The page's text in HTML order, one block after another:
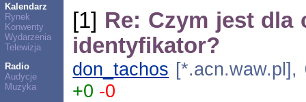
Kalendarz
Rynek
Konwenty
Wydarzenia
Telewizja
Radio
Audycje
Muzyka
[1] Re: Czym jest dla
identyfikator?
don_tachos [*.acn.waw.pl],
+0 -0